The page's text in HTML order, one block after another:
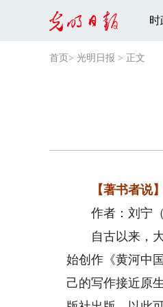
时
首页 > 光明日报 > 正文
【著书者说】
作者：刘宁（
自古以来，大
始创作《黄河中
己的写作接近原